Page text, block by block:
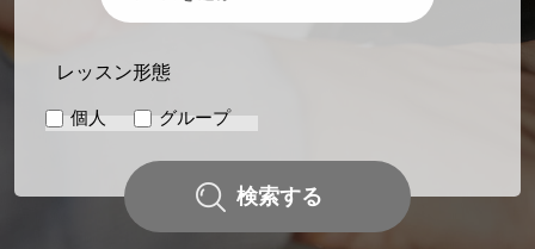
レッスン形態
個人 グループ
検索する